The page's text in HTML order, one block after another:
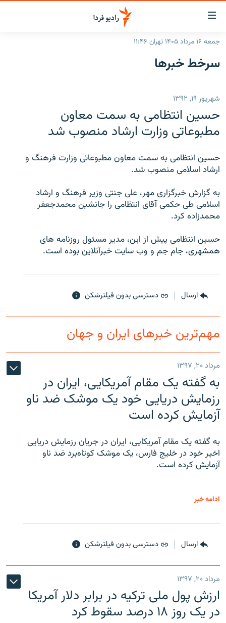
لینک‌های
قابلیت
دسترسی
بازگشت
اصلی
رفتن
صفحه
ایران
انتخاب کنید و بشنوید
فرکانس‌ها
پادکست
گزارش‌های تصویری
زنان فردا
English
به ما بپیوندید
جمعه ۱۶ مرداد ۱۴۰۵ تهران ۱۱:۴۶
سرخط‌ خبرها
شهریور ۱۹, ۱۳۹۲
حسین انتظامی به سمت معاون
مطبوعاتی وزارت ارشاد منصوب شد
حسین انتظامی به سمت معاون مطبوعاتی وزارت فرهنگ و
ارشاد اسلامی منصوب شد.
به گزارش خبرگزاری مهر، علی جنتی وزیر فرهنگ و ارشاد
اسلامی طی حکمی آقای انتظامی را جانشین محمدجعفر
محمدزاده کرد.
حسین انتظامی پیش از این، مدیر مسئول روزنامه های
همشهری، جام جم و وب سایت خبرآنلاین بوده است.
ارسال دسترسی بدون فیلترشکن
مهم‌ترین خبرهای ایران و جهان
مرداد ۲۰, ۱۳۹۷
به گفته یک مقام آمریکایی، ایران در
رزمایش دریایی خود یک موشک ضد ناو
آزمایش کرده است
به گفته یک مقام آمریکایی، ایران در جریان رزمایش دریایی
اخیر خود در خلیج فارس، یک موشک کوتاه‌برد ضد ناو
آزمایش کرده است.
ادامه خبر
ارسال دسترسی بدون فیلترشکن
مرداد ۲۰, ۱۳۹۷
ارزش پول ملی ترکیه در برابر دلار آمریکا
در یک روز ۱۸ درصد سقوط کرد